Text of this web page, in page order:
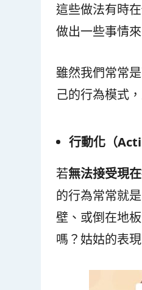
這些做法有時
做出一些事情
雖然我們常常
己的行為模式
行動化（
若無法接受現
的行為常常就
壁、或倒在地
嗎？姑姑的表